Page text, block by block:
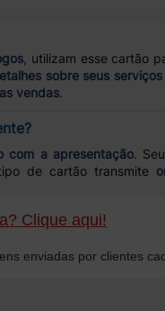
, utilizam esse cartão
sobre seus serviços
vendas.
com a apresentação.
de cartão transmite
Clique aqui!
enviadas por clientes